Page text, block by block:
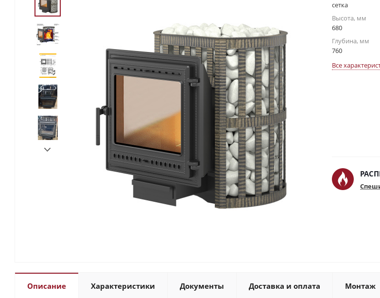
сетка
Высота, мм
680
Глубина, мм
760
Все
Описание Характеристики Документы Доставка и оплата Монтаж